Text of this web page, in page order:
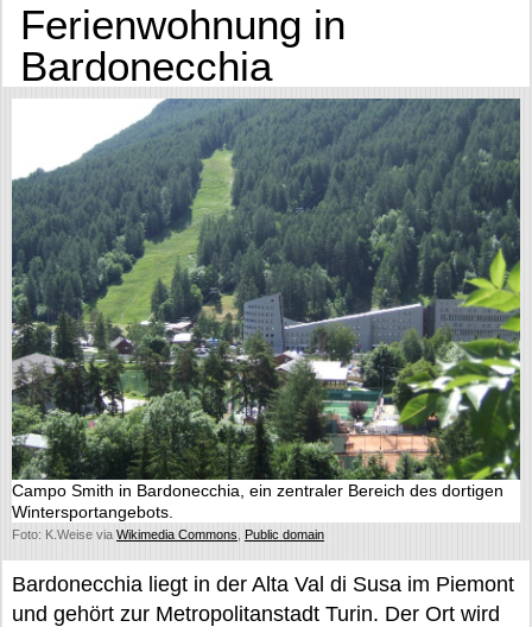
Ferienwohnung in
Bardonecchia
Campo Smith in Bardonecchia, ein zentraler Bereich des dortigen
Wintersportangebots.
Foto: K.Weise via Wikimedia Commons Public domain
Bardonecchia liegt in der Alta Val di Susa im Piemont
und gehört zur Metropolitanstadt Turin. Der Ort wird